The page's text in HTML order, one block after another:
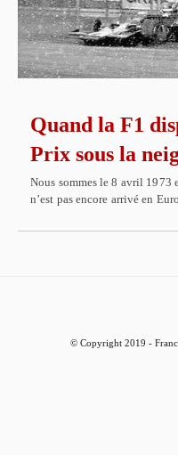
Quand la F1
Prix sous la
Nous sommes le 8 avril 1973
n’est pas encore arrivé en
© Copyright 2019 -